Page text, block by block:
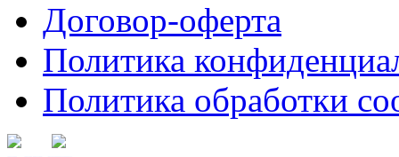
Договор-оферта
Политика
Политика обработки